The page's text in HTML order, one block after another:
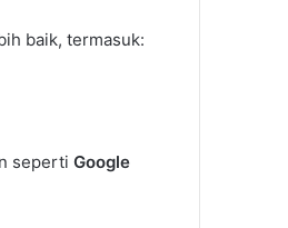
baik, termasuk:
seperti Google